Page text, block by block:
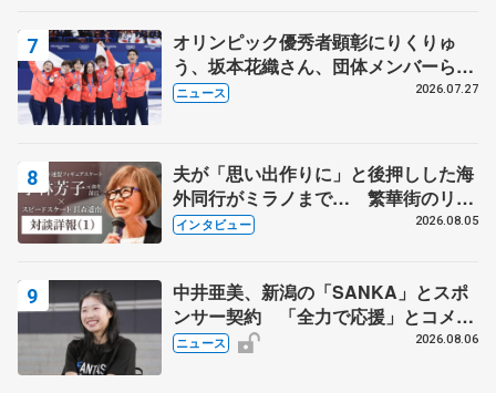
オリンピック優秀者顕彰にりくりゅ
う、坂本花織さん、団体メンバーら
8月7日に文科省が表彰式、ブルーノ・
ニュース 2026.07.27
夫が「思い出作りに」と後押しした海
外同行がミラノまで… 繁華街のリン
クでは不良のお兄さんも味方に 小林
インタビュー 2026.08.05
中井亜美、新潟の「SANKA」とスポ
ンサー契約 「全力で応援」とコメン
ト
ニュース 2026.08.06